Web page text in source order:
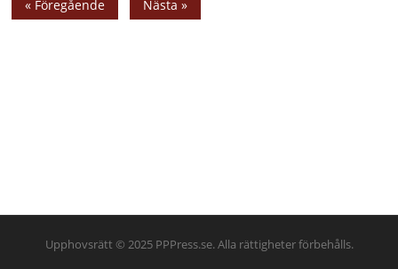
« Föregående Nästa »
Upphovsrätt © 2025 PPPress.se. Alla rättigheter förbehålls.